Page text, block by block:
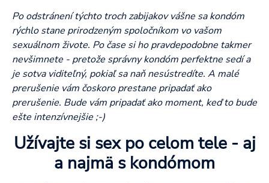
Po odstránení týchto troch zabijakov vášne sa kondóm
rýchlo stane prirodzeným spoločníkom vo vašom
sexuálnom živote. Po čase si ho pravdepodobne takmer
nevšimnete - pretože správny kondóm perfektne sedí a
je sotva viditeľný, pokiaľ sa naň nesústredíte. A malé
prerušenie vám čoskoro prestane pripadať ako
prerušenie. Bude vám pripadať ako moment, keď to bude
ešte intenzívnejšie ;-)
Užívajte si sex po celom tele - aj
a najmä s kondómom